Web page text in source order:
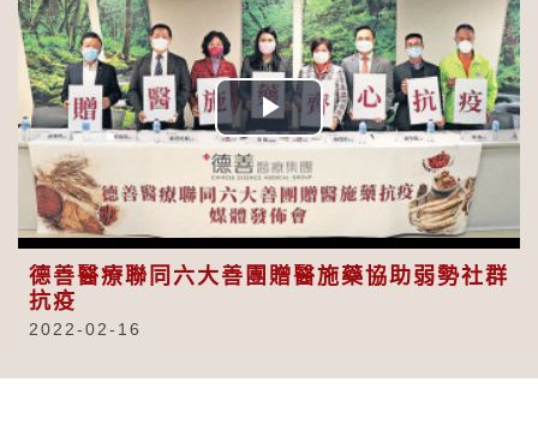
Play
Video
德善醫療聯同六大善團贈醫施藥協助弱勢社群
抗疫
2022-02-16